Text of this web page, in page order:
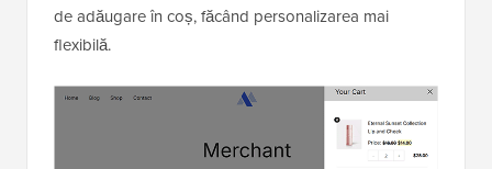
de adăugare în coș, făcând personalizarea mai
flexibilă.